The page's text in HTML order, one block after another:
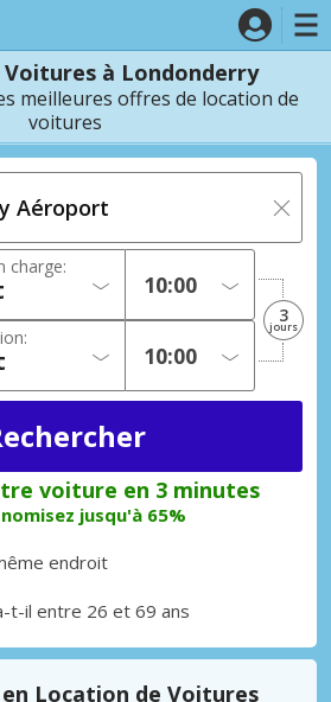
à Londonderry
meilleures offres de location de
voitures
charge:
3
jours
voiture en 3 minutes
jusqu'à 65%
endroit
t-il entre 26 et 69 ans
Location de Voitures